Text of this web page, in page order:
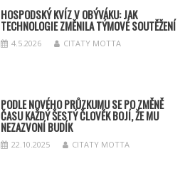
HOSPODSKÝKVÍZ V OBÝVÁKU: JAK
TECHNOLOGIE ZMĚNILA TÝMOVÉ SOUTĚŽENÍ
4.5.2026 CITATY MOTTA
PODLE NOVÉHO PRŮZKUMU SE PO ZMĚNĚ
ČASU KAŽDÝ ŠESTÝ ČLOVĚK BOJÍ, ŽE MU
NEZAZVONÍ BUDÍK
22.10.2025 CITATY MOTTA